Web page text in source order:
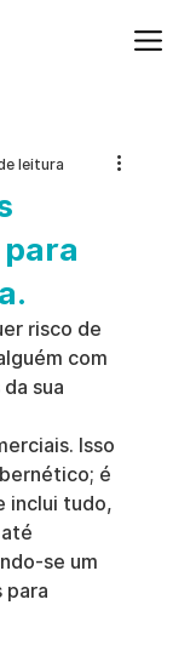
leitura
risco de
com
sua
Isso
é
inclui tudo,
se um
para